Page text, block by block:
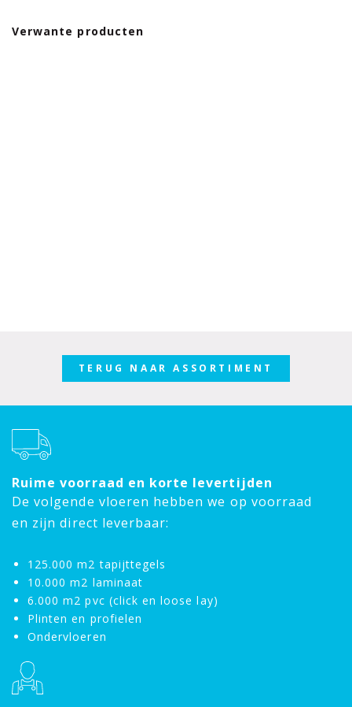
Verwante producten
TERUG NAAR ASSORTIMENT
Ruime voorraad en korte levertijden
De volgende vloeren hebben we op voorraad
en zijn direct leverbaar:
125.000 m2 tapijttegels
10.000 m2 laminaat
6.000 m2 pvc (click en loose lay)
Plinten en profielen
Ondervloeren